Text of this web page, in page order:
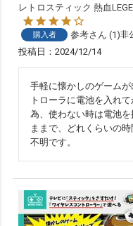
レトロスティック 熱血
購入者 参考 1 非
投稿日 2024/12/14
手軽に懐かしのゲーム
トローラに電池を入れ
為、使わない時は電池
ままで、どれくらいの
不明です。